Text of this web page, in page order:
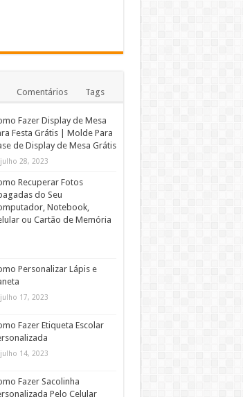
Comentários Tags
Fazer Display de Mesa
Festa Grátis | Molde Para
de Display de Mesa Grátis
julho 28, 2023
Recuperar Fotos
do Seu
Notebook,
ou Cartão de Memória
Personalizar Lápis e
julho 17, 2023
Fazer Etiqueta Escolar
julho 14, 2023
Fazer Sacolinha
Pelo Celular